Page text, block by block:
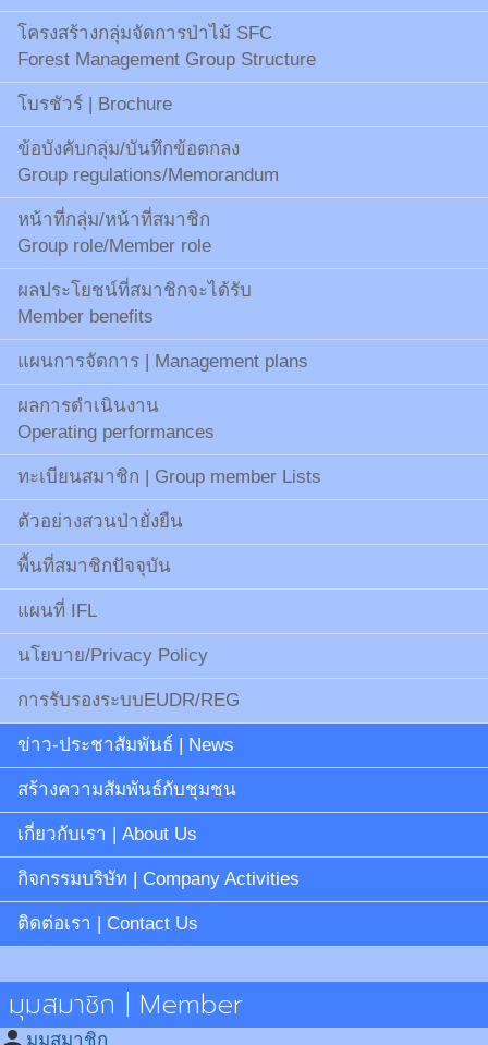
โครงสร้างกลุ่มจัดการป่าไม้ SFC
Forest Management Group Structure
โบรชัวร์ | Brochure
ข้อบังคับกลุ่ม/บันทึกข้อตกลง
Group regulations/Memorandum
หน้าที่กลุ่ม/หน้าที่สมาชิก
Group role/Member role
ผลประโยชน์ที่สมาชิกจะได้รับ
Member benefits
แผนการจัดการ | Management plans
ผลการดำเนินงาน
Operating performances
ทะเบียนสมาชิก | Group member Lists
ตัวอย่างสวนป่ายั่งยืน
พื้นที่สมาชิกปัจจุบัน
แผนที่ IFL
นโยบาย/Privacy Policy
การรับรองระบบEUDR/REG
ข่าว-ประชาสัมพันธ์ | News
สร้างความสัมพันธ์กับชุมชน
เกี่ยวกับเรา | About Us
กิจกรรมบริษัท | Company Activities
ติดต่อเรา | Contact Us
มุมสมาชิก | Member
มุมสมาชิก